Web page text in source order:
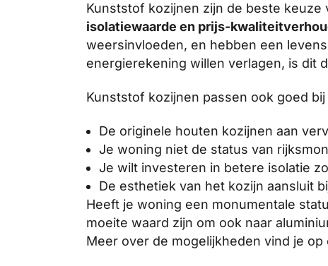
Kunststof kozijnen zijn de beste
isolatiewaarde en prijs-
weersinvloeden, en hebben een
energierekening willen verlagen, is dit
Kunststof kozijnen passen ook goed
De originele houten kozijnen aan
Je woning niet de status van
Je wilt investeren in betere isolatie
De esthetiek van het kozijn aansluit
Heeft je woning een monumentale
moeite waard zijn om ook naar
Meer over de mogelijkheden vind je op